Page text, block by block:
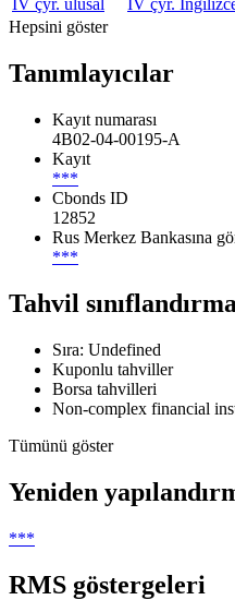
IV çyr. ulusal
IV çyr.
Hepsini göster
Tanımlayıcılar
Kayıt numarası
4B02-04-00195-A
Kayıt
***
Cbonds ID
12852
Rus Merkez Bankasına
***
Tahvil
Sıra: Undefined
Kuponlu tahviller
Borsa tahvilleri
Non-complex financial
Tümünü göster
Yeniden
***
RMS göstergeleri